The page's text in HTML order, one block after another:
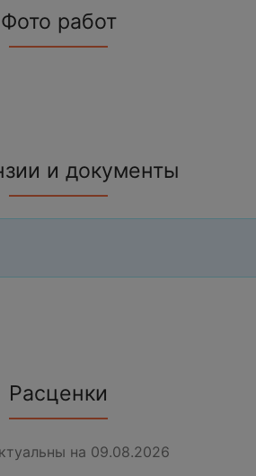
Фото работ
и документы
Расценки
на 09.08.2026